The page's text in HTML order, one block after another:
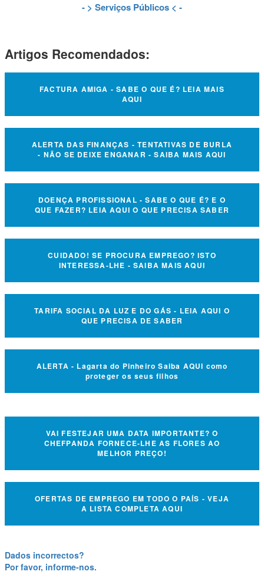
- > Serviços Públicos < -
Artigos Recomendados:
FACTURA AMIGA - SABE O QUE É? LEIA MAIS
AQUI
ALERTA DAS FINANÇAS - TENTATIVAS DE BURLA
- NÃO SE DEIXE ENGANAR - SAIBA MAIS AQUI
DOENÇA PROFISSIONAL - SABE O QUE É? E O
QUE FAZER? LEIA AQUI O QUE PRECISA SABER
CUIDADO! SE PROCURA EMPREGO? ISTO
INTERESSA-LHE - SAIBA MAIS AQUI
TARIFA SOCIAL DA LUZ E DO GÁS - LEIA AQUI O
QUE PRECISA DE SABER
ALERTA - Lagarta do Pinheiro Saiba AQUI como
proteger os seus filhos
VAI FESTEJAR UMA DATA IMPORTANTE? O
CHEFPANDA FORNECE-LHE AS FLORES AO
MELHOR PREÇO!
OFERTAS DE EMPREGO EM TODO O PAÍS - VEJA
A LISTA COMPLETA AQUI
Dados incorrectos?
Por favor, informe-nos.